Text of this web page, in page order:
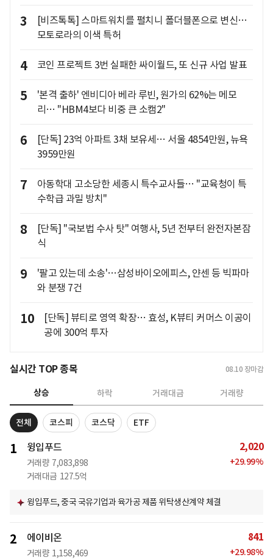
3
[비즈톡톡] 스마트워치를 펼치니 폴더블폰으로 변신…
모토로라의 이색 특허
4 코인 프로젝트 3번 실패한 싸이월드, 또 신규 사업 발표
5
'본격 출하' 엔비디아 베라 루빈, 원가의 62%는 메모
리… "HBM4보다 비중 큰 소캠2"
6
[단독] 23억 아파트 3채 보유세… 서울 4854만원, 뉴욕
3959만원
7
아동학대 고소당한 세종시 특수교사들… "교육청이 특
수학급 과밀 방치"
8
[단독] "국보법 수사 탓" 여행사, 5년 전부터 완전자본잠
식
9
'팔고 있는데 소송'…삼성바이오에피스, 얀센 등 빅파마
와 분쟁 7건
10
[단독] 뷰티로 영역 확장… 효성, K뷰티 커머스 이공이
공에 300억 투자
실시간 TOP 종목 08.10 장마감
상승 하락 거래대금 거래량
전체 코스피 코스닥 ETF
1 윙입푸드
거래량 7,083,898
거래대금 127.5억
2,020
+29.99%
윙입푸드, 중국 국유기업과 육가공 제품 위탁생산계약 체결
2 에이비온
거래량 1,158,469
841
+29.98%